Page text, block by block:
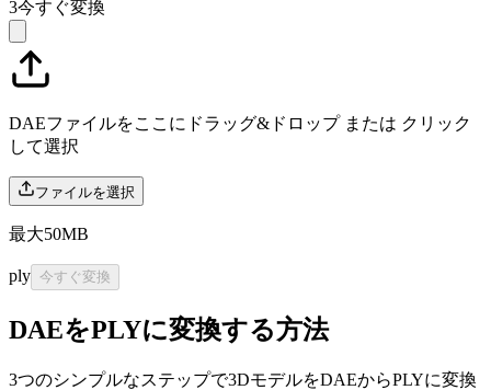
3今すぐ変換
DAEファイルをここにドラッグ&ドロップ または クリック
して選択
ファイルを選択
最大50MB
ply 今すぐ変換
DAEをPLYに変換する方法
3つのシンプルなステップで3DモデルをDAEからPLYに変換